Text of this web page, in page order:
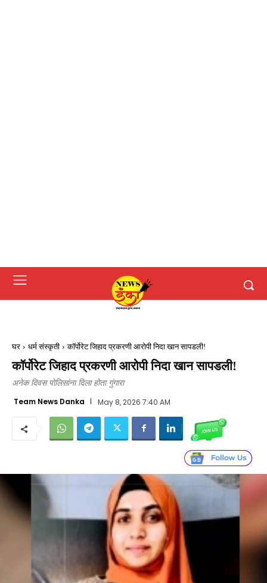
घर धर्म संस्कृती कॉर्पोरेट जिहाद प्रकरणी आरोपी निदा खान सापडली!
कॉर्पोरेट जिहाद प्रकरणी आरोपी निदा खान सापडली!
अनेक दिवस पोलिसांना दिला होता गुंगारा
Team News Danka May 8, 2026 7:40 AM